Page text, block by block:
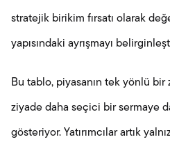
stratejik birikim fırsatı olarak
yapısındaki ayrışmayı
Bu tablo, piyasanın tek yönlü bir
ziyade daha seçici bir sermaye
gösteriyor. Yatırımcılar artık